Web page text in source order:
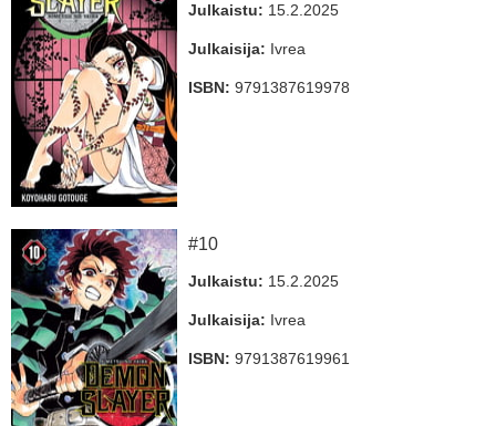
Julkaistu: 15.2.2025
Julkaisija: Ivrea
ISBN: 9791387619978
#10
Julkaistu: 15.2.2025
Julkaisija: Ivrea
ISBN: 9791387619961